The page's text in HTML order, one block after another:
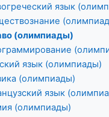
язык
(олимпиады)
язык (олимпиады)
(олимпиады)
язык
(олимпиады)